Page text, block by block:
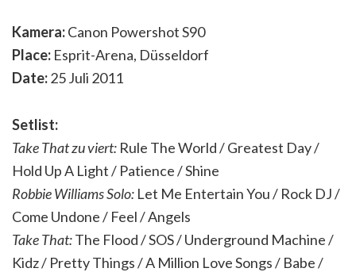
Kamera:Canon Powershot S90
Place: Esprit-Arena, Düsseldorf
Date:25 Juli 2011
Setlist:
Take That zu viert: Rule The World / Greatest Day /
Hold Up A Light / Patience / Shine
Robbie Williams Solo: Let Me Entertain You / Rock DJ /
Come Undone / Feel / Angels
Take That:The Flood / SOS / Underground Machine /
Kidz / Pretty Things / A Million Love Songs / Babe /